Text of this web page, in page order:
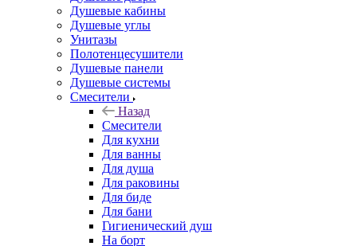
Душевые кабины
Душевые углы
Унитазы
Полотенцесушители
Душевые панели
Душевые системы
Смесители
Назад
Смесители
Для кухни
Для ванны
Для душа
Для раковины
Для биде
Для бани
Гигиенический душ
На борт